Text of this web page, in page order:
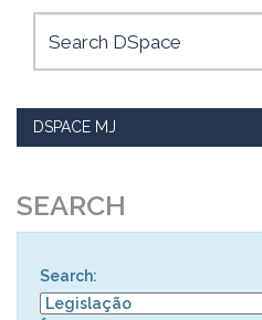
DSPACE MJ
SEARCH
Search: